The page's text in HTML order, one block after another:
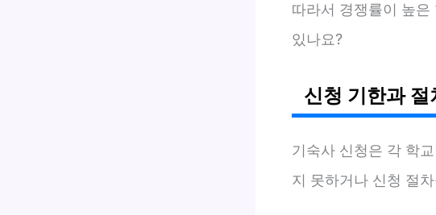
따라서 경쟁률이 높
있나요?
신청 기한과
기숙사 신청은 각 학
지 못하거나 신청 절